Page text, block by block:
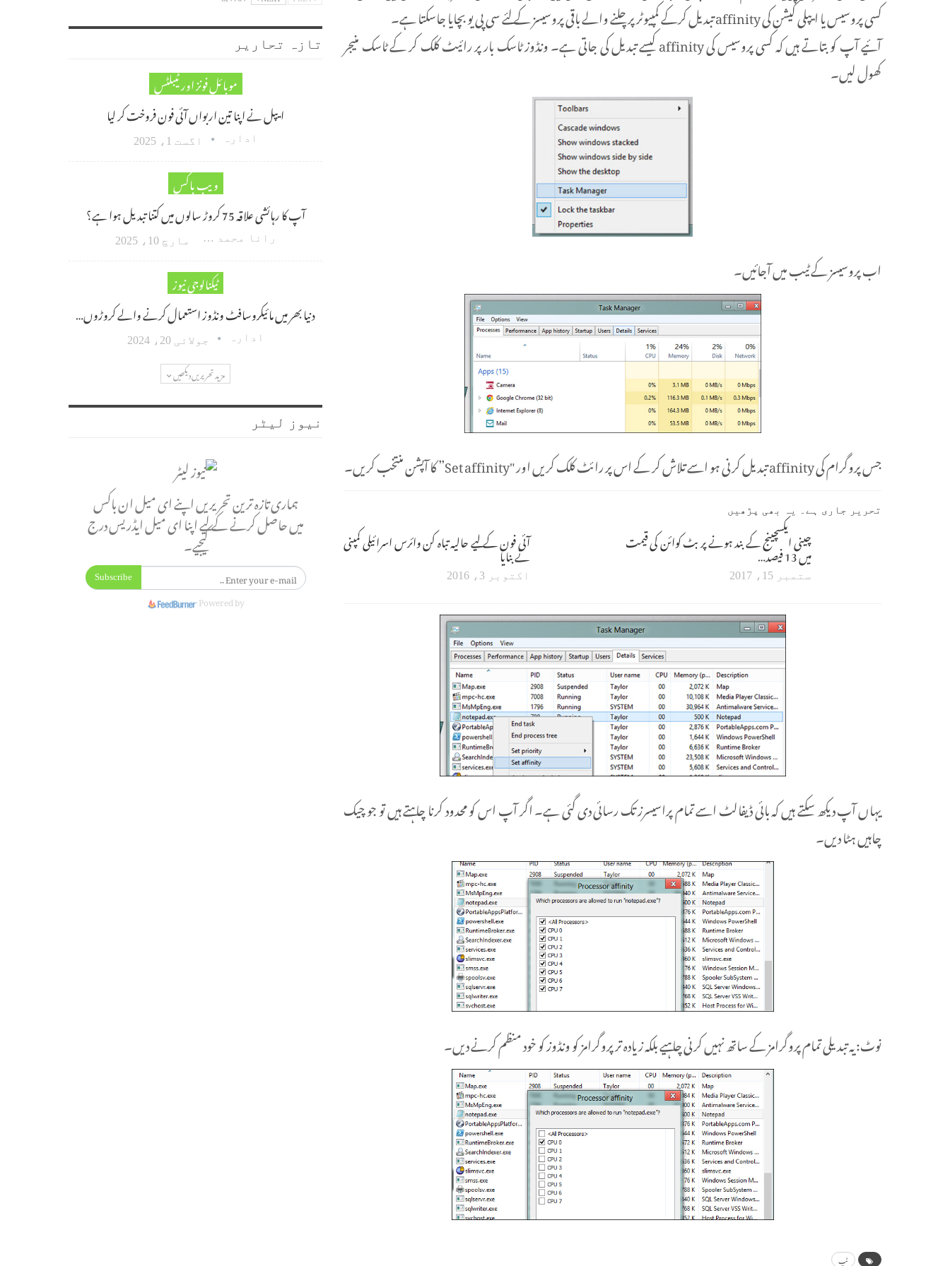
کسی پروسیس یا ایپلی کیشن کی affinity تبدیل کرکے کمپیوٹر پر چلنے والے باقی پروسیسز کے لئے سی پی یو بچایا جاسکتا ہے۔
آئیے آپ کو بتاتے ہیں کہ کسی پروسیس کی affinity کیسے تبدیل کی جاتی ہے۔ ونڈوز ٹاسک بار پر رائیٹ کلک کر کے ٹاسک منیجر
کھول لیں۔
اب پروسیسز کے ٹیب میں آجائیں۔
جس پروگرام کی affinity تبدیل کرنی ہو اسے تلاش کر کے اس پر رائٹ کلک کریں اور "Set affinity” کا آپشن منتخب کریں۔
تحریر جاری ہے۔ یہ بھی پڑھیں
چینی ایکسچینج کے بند ہونے پر بٹ کوائن کی قیمت
میں 13 فیصد…
ستمبر 15، 2017
آئی فون کے لیے حالیہ تباہ کن وائرس اسرائیلی کمپنی
نے بنایا
اکتوبر 3، 2016
یہاں آپ دیکھ سکتے ہیں کہ بائی ڈیفالٹ اسے تمام پراسیسرز تک رسائی دی گئی ہے۔ اگر آپ اس کو محدود کرنا چاہتے ہیں تو جو چیک
چاہیں ہٹا دیں۔
نوٹ: یہ تبدیلی تمام پروگرامز کے ساتھ نہیں کرنی چاہیے بلکہ زیادہ تر پروگرامز کو ونڈوز کو خود منظم کرنے دیں۔
ٹپ
تازہ تحاریر
موبائل فونز اور ٹیبلٹس
ایپل نے اپنا تین اربواں آئی فون فروخت کر لیا
ادارہ اگست 1، 2025
ویب باکس
آپ کا رہائشی علاقہ 75 کروڑ سالوں میں کتنا تبدیل ہوا ہے؟
رانا محمد امین اکبر مارچ 10، 2025
ٹیکنالوجی نیوز
دنیا بھر میں مائیکروسافٹ ونڈوز استعمال کرنے والے کروڑوں…
ادارہ جولائی 20، 2024
مزید تحریریں دیکھیں
نیوز لیٹر
ہماری تازہ ترین تحریریں اپنے ای میل ان باکس
میں حاصل کرنے کے لیے اپنا ای میل ایڈریس درج
کیجیے۔
Subscribe
Powered by